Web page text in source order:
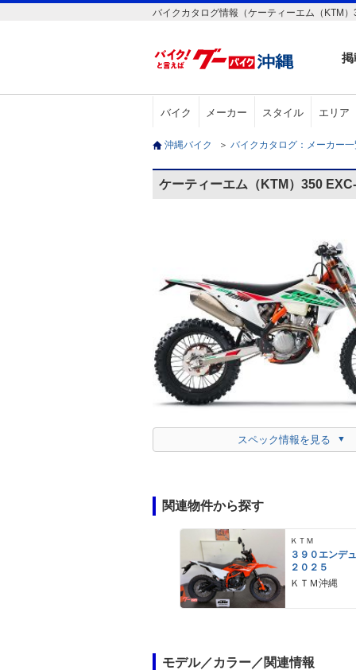
バイクカタログ情報（ケーティーエム（KTM
バイク メーカー スタイル エリア
沖縄バイク ＞ バイクカタログ：メーカー
ケーティーエム（KTM）350
スペック情報を見る
関連物件から探す
ＫＴＭ
３９０エン
２０２５
ＫＴＭ沖縄
モデル／カラー／関連情報